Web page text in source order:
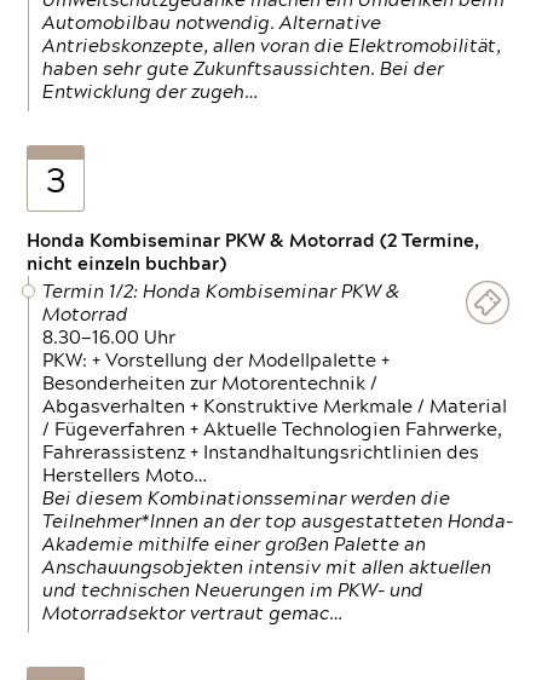
Automobilbau notwendig. Alternative
Antriebskonzepte, allen voran die Elektromobilität,
haben sehr gute Zukunftsaussichten. Bei der
Entwicklung der zugeh…
3
Honda Kombiseminar PKW & Motorrad (2 Termine,
nicht einzeln buchbar)
Termin 1/2: Honda Kombiseminar PKW &
Motorrad
8.30—16.00 Uhr
PKW: + Vorstellung der Modellpalette +
Besonderheiten zur Motorentechnik /
Abgasverhalten + Konstruktive Merkmale / Material
/ Fügeverfahren + Aktuelle Technologien Fahrwerke,
Fahrerassistenz + Instandhaltungsrichtlinien des
Herstellers Moto…
Bei diesem Kombinationsseminar werden die
Teilnehmer*Innen an der top ausgestatteten Honda-
Akademie mithilfe einer großen Palette an
Anschauungsobjekten intensiv mit allen aktuellen
und technischen Neuerungen im PKW- und
Motorradsektor vertraut gemac…